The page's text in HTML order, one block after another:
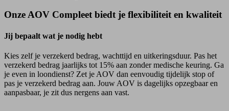
Onze AOV Compleet biedt je flexibiliteit en kwaliteit
Jij bepaalt wat je nodig hebt
Kies zelf je verzekerd bedrag, wachttijd en uitkeringsduur. Pas het
verzekerd bedrag jaarlijks tot 15% aan zonder medische keuring. Ga
je even in loondienst? Zet je AOV dan eenvoudig tijdelijk stop of
pas je verzekerd bedrag aan. Jouw AOV is dagelijks opzegbaar en
aanpasbaar, je zit dus nergens aan vast.